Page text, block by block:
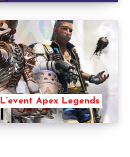
Apex Legends